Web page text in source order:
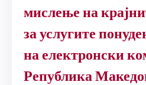
мислење на
за услугите
на електронски
Република